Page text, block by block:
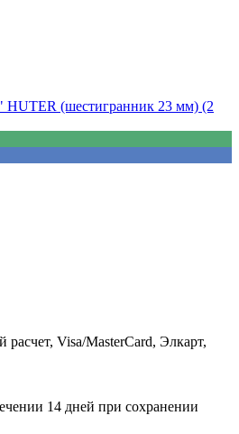
Visa/MasterCard, Элкарт,
14 дней при сохранении